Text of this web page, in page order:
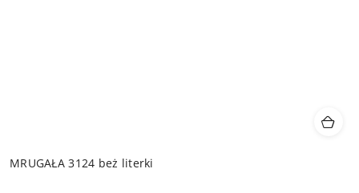
MRUGAŁA 3124 beż literki